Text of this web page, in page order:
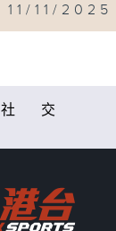
11/11/2025
社 交